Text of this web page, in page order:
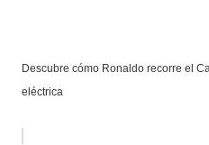
Descubre cómo Ronaldo recorre el
eléctrica